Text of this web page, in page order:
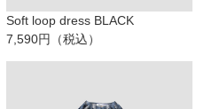
Soft loop dress BLACK
7,590円（税込）